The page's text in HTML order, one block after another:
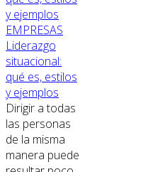
EMPRESAS
Liderazgo
situacional:
qué es, estilos
y ejemplos
Dirigir a todas
las personas
de la misma
manera puede